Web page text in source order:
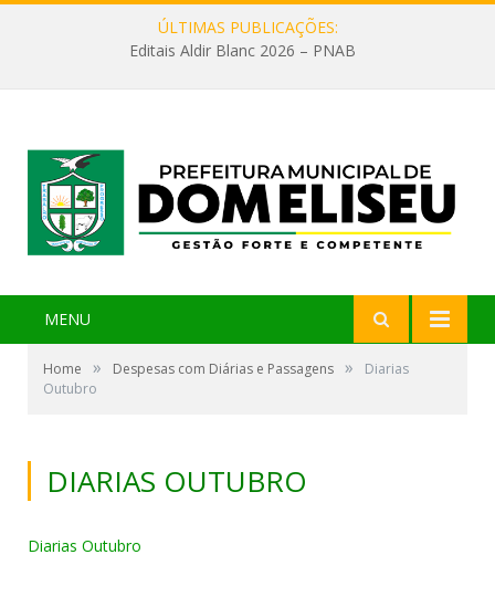
ÚLTIMAS PUBLICAÇÕES:
Editais Aldir Blanc 2026 – PNAB
MENU
Home » Despesas com Diárias e Passagens »
Diarias
Outubro
DIARIAS OUTUBRO
Diarias Outubro